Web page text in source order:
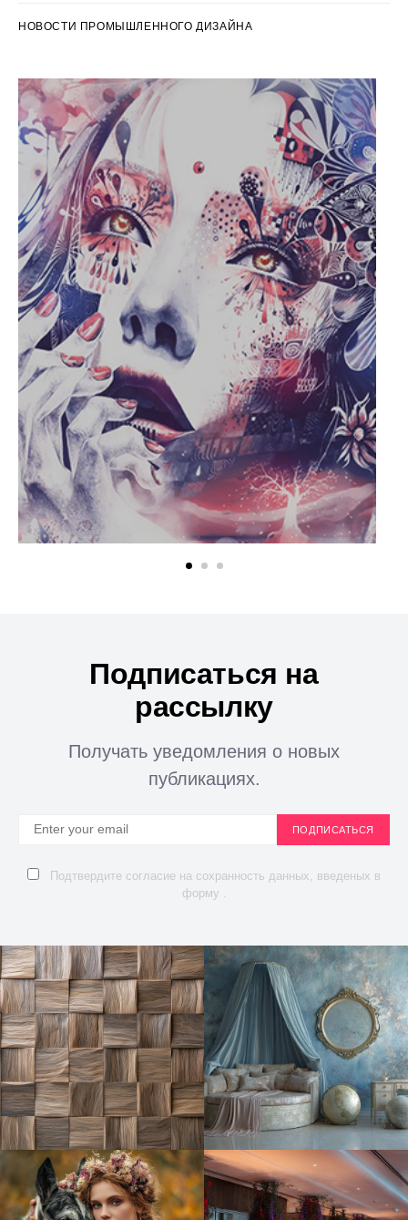
НОВОСТИ ПРОМЫШЛЕННОГО ДИЗАЙНА
Подписаться на
рассылку
Получать уведомления о новых
публикациях.
ПОДПИСАТЬСЯ
Подтвердите согласие на сохранность данных, введеных в
форму .